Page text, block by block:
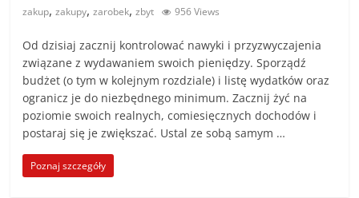
zakup,zakupy,zarobek,zbyt 956 Views
Od dzisiaj zacznij kontrolować nawyki i przyzwyczajenia
związane z wydawaniem swoich pieniędzy. Sporządź
budżet (o tym w kolejnym rozdziale) i listę wydatków oraz
ogranicz je do niezbędnego minimum. Zacznij żyć na
poziomie swoich realnych, comiesięcznych dochodów i
postaraj się je zwiększać. Ustal ze sobą samym …
Poznaj szczegóły